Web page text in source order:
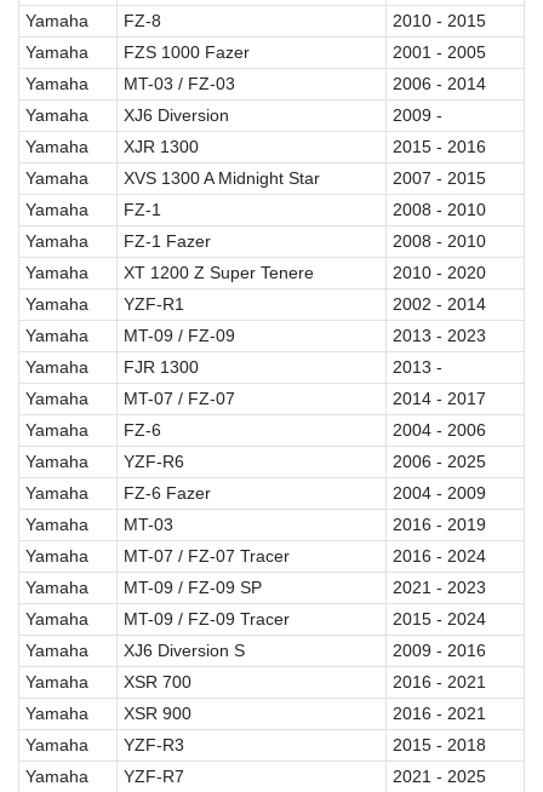
Yamaha
FZ-8
2010 - 2015
Yamaha
FZS 1000 Fazer
2001 - 2005
Yamaha
MT-03 / FZ-03
2006 - 2014
Yamaha
XJ6 Diversion
2009 -
Yamaha
XJR 1300
2015 - 2016
Yamaha
XVS 1300 A Midnight Star
2007 - 2015
Yamaha
FZ-1
2008 - 2010
Yamaha
FZ-1 Fazer
2008 - 2010
Yamaha
XT 1200 Z Super Tenere
2010 - 2020
Yamaha
YZF-R1
2002 - 2014
Yamaha
MT-09 / FZ-09
2013 - 2023
Yamaha
FJR 1300
2013 -
Yamaha
MT-07 / FZ-07
2014 - 2017
Yamaha
FZ-6
2004 - 2006
Yamaha
YZF-R6
2006 - 2025
Yamaha
FZ-6 Fazer
2004 - 2009
Yamaha
MT-03
2016 - 2019
Yamaha
MT-07 / FZ-07 Tracer
2016 - 2024
Yamaha
MT-09 / FZ-09 SP
2021 - 2023
Yamaha
MT-09 / FZ-09 Tracer
2015 - 2024
Yamaha
XJ6 Diversion S
2009 - 2016
Yamaha
XSR 700
2016 - 2021
Yamaha
XSR 900
2016 - 2021
Yamaha
YZF-R3
2015 - 2018
Yamaha
YZF-R7 2021 - 2025